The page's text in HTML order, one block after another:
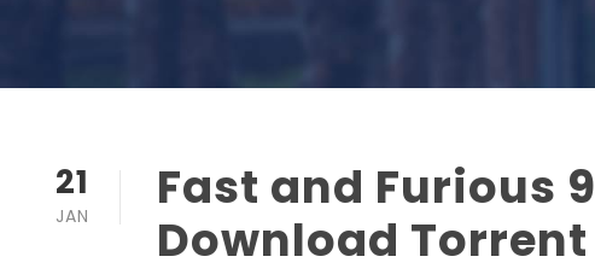
21
JAN
Fast and Furious
Download Torrent